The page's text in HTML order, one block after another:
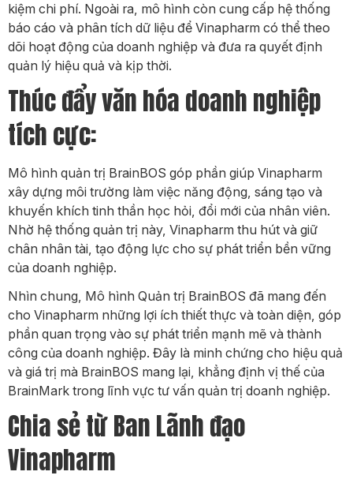
kiệm chi phí. Ngoài ra, mô hình còn cung cấp hệ thống
báo cáo và phân tích dữ liệu để Vinapharm có thể theo
dõi hoạt động của doanh nghiệp và đưa ra quyết định
quản lý hiệu quả và kịp thời.
Thúc đẩy văn hóa doanh nghiệp
tích cực:
Mô hình quản trị BrainBOS góp phần giúp Vinapharm
xây dựng môi trường làm việc năng động, sáng tạo và
khuyến khích tinh thần học hỏi, đổi mới của nhân viên.
Nhờ hệ thống quản trị này, Vinapharm thu hút và giữ
chân nhân tài, tạo động lực cho sự phát triển bền vững
của doanh nghiệp.
Nhìn chung, Mô hình Quản trị BrainBOS đã mang đến
cho Vinapharm những lợi ích thiết thực và toàn diện, góp
phần quan trọng vào sự phát triển mạnh mẽ và thành
công của doanh nghiệp. Đây là minh chứng cho hiệu quả
và giá trị mà BrainBOS mang lại, khẳng định vị thế của
BrainMark trong lĩnh vực tư vấn quản trị doanh nghiệp.
Chia sẻ từ Ban Lãnh đạo
Vinapharm